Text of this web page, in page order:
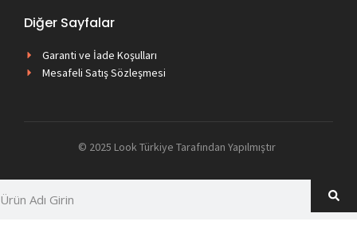
Diğer Sayfalar
Garanti ve İade Koşulları
Mesafeli Satış Sözleşmesi
© 2025 Look Türkiye Tarafından Yapılmıştır